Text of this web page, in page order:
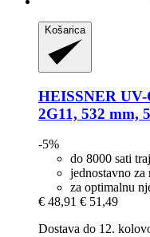
Košarica
HEISSNER UV-​
2G11, 532 mm,
-5%
do 8000 sati
jednostavno za
za optimalnu
€ 48,91 € 51,49
Dostava do 12.